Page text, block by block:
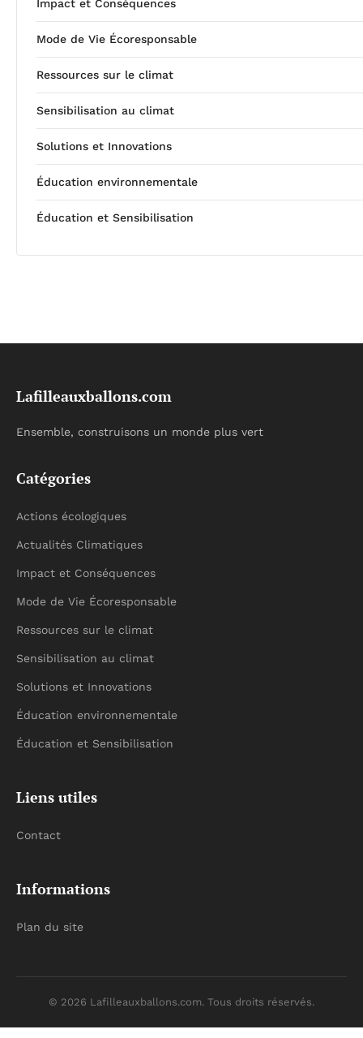
Impact et Conséquences
Mode de Vie Écoresponsable
Ressources sur le climat
Sensibilisation au climat
Solutions et Innovations
Éducation environnementale
Éducation et Sensibilisation
Lafilleauxballons.com
Ensemble, construisons un monde plus vert
Catégories
Actions écologiques
Actualités Climatiques
Impact et Conséquences
Mode de Vie Écoresponsable
Ressources sur le climat
Sensibilisation au climat
Solutions et Innovations
Éducation environnementale
Éducation et Sensibilisation
Liens utiles
Contact
Informations
Plan du site
© 2026 Lafilleauxballons.com. Tous droits réservés.